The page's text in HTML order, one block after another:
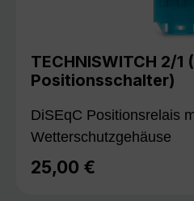
TECHNISWITCH 2/1
Positionsschalter)
DiSEqC Positionsrelais
Wetterschutzgehäuse
Regulärer Preis:
25,00 €